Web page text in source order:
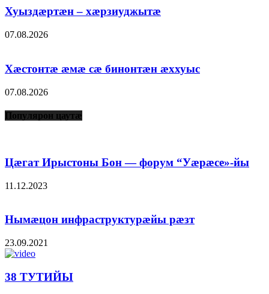
Хуыздæртæн – хæрзиуджытæ
07.08.2026
Хæстонтæ æмæ сæ бинонтæн æххуыс
07.08.2026
Популярон цаутæ
Цæгат Ирыстоны Бон — форум “Уæрæсе»-йы
11.12.2023
Нымæцон инфраструктурæйы рæзт
23.09.2021
38 ТУТИЙЫ